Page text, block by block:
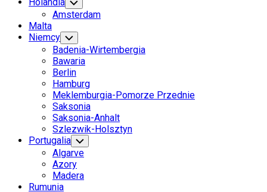
Toggle
Child
Menu
Amsterdam
Malta
Niemcy Toggle
Child
Menu
Badenia-Wirtembergia
Bawaria
Berlin
Hamburg
Meklemburgia-Pomorze Przednie
Saksonia
Saksonia-Anhalt
Szlezwik-Holsztyn
Portugalia Toggle
Child
Menu
Algarve
Azory
Madera
Rumunia